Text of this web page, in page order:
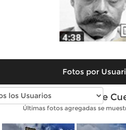
Fotos por
Fotos modernas de
Últimas fotos agregadas se